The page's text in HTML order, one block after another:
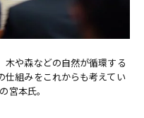
木や森などの自然が循環する
仕組みをこれからも考えてい
宮本氏。